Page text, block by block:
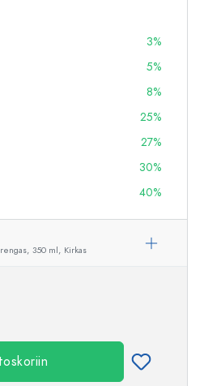
3%
5%
8%
25%
27%
30%
40%
350 ml, Kirkas